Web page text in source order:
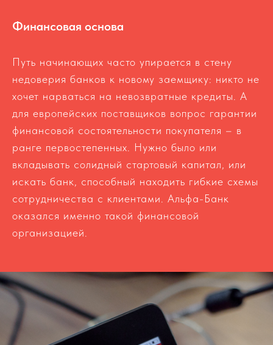
Финансовая основа
Путь начинающих часто упирается в стену
недоверия банков к новому заемщику: никто не
хочет нарваться на невозвратные кредиты. А
для европейских поставщиков вопрос гарантии
финансовой состоятельности покупателя – в
ранге первостепенных. Нужно было или
вкладывать солидный стартовый капитал, или
искать банк, способный находить гибкие схемы
сотрудничества с клиентами. Альфа-Банк
оказался именно такой финансовой
организацией.